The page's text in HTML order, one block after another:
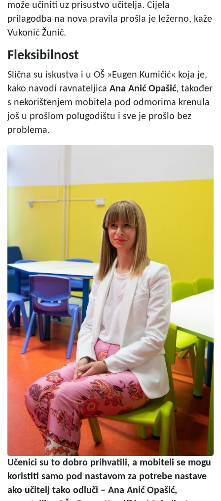
može učiniti uz prisustvo učitelja. Cijela
prilagodba na nova pravila prošla je ležerno, kaže
Vukonić Žunič.
Fleksibilnost
Slična su iskustva i u OŠ »Eugen Kumičić« koja je,
kako navodi ravnateljica Ana Anić Opašić, također
s nekorištenjem mobitela pod odmorima krenula
još u prošlom polugodištu i sve je prošlo bez
problema.
Učenici su to dobro prihvatili, a mobiteli se mogu
koristiti samo pod nastavom za potrebe nastave
ako učitelj tako odluči – Ana Anić Opašić,